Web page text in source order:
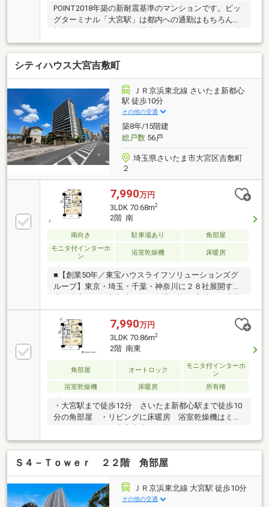
POINT2018年築の新耐震基準のマンションです。ビッ
グターミナル「大宮駅」は都内への通勤はもちろん、
新幹線を使っての旅行や帰省もしやすいですね。24時
間ゴミ出し可能。新規リフォームクロス交換、トイレ
交換、エコカラット設置等≪Support≫□住信SBI代理
事業 東宝ハウスフィナンシャル（T.sローン）□auじぶ
ん銀行（指定不動産会社） ▼８月実行金利
1.130％ ※所定のガンと診断されたら住宅ローン残
高が0円になる『ガン団信』がついた金利です□365日
24時間住まいの駆付けサービス（3年間無料）
□TOHO HOUSE CLUB （東宝ハウスアフターサービ
ス）
シティハウス大宮吉敷町
ＪＲ京浜東北線 さいたま新都心
駅 徒歩10分
その他の交通
築8年/15階建
総戸数56戸
埼玉県さいたま市大宮区吉敷町
２
7,990万円
3LDK 70.68m2
2階 南
南向き 駐車場あり
角部屋
モニタ付インターホ
ン
浴室乾燥機 床暖房
■【創業50年／東宝ハウスライフソリューションズグ
ループ】東京・埼玉・千葉・神奈川に２８社展開する
の大切な資産をご売却・お買替え等全てをサポート致
します■【Ｔ’ｓローン】東宝ハウスフィナンシャルは
住信SBIネット銀行の東宝ハウス支店業務を行ってま
す。・万一の病気やケガで働けなくになったとき
は・・の対策方法・上乗せなしで３大疾病(ガン診断時
含む)・全疾病保障が付帯された提携住宅ローンをご提
供します□365日24時間住まいの駆付けサービス（3年
間無料）□CLUB OFFプレミアム (多様な特別優待サー
ビス)□東宝ハウスCLUB
7,990万円
3LDK 70.86m2
2階 南東
角部屋 オートロック
モニタ付インターホ
ン
浴室乾燥機
床暖房 所有権
・大宮駅まで徒歩12分 さいたま新都心駅まで徒歩10
分の角部屋 ・リビングに床暖房 浴室乾燥機はミス
Ｓ４－Ｔｏｗｅｒ ２２階 角部屋
ＪＲ京浜東北線 大宮駅 徒歩10分
その他の交通